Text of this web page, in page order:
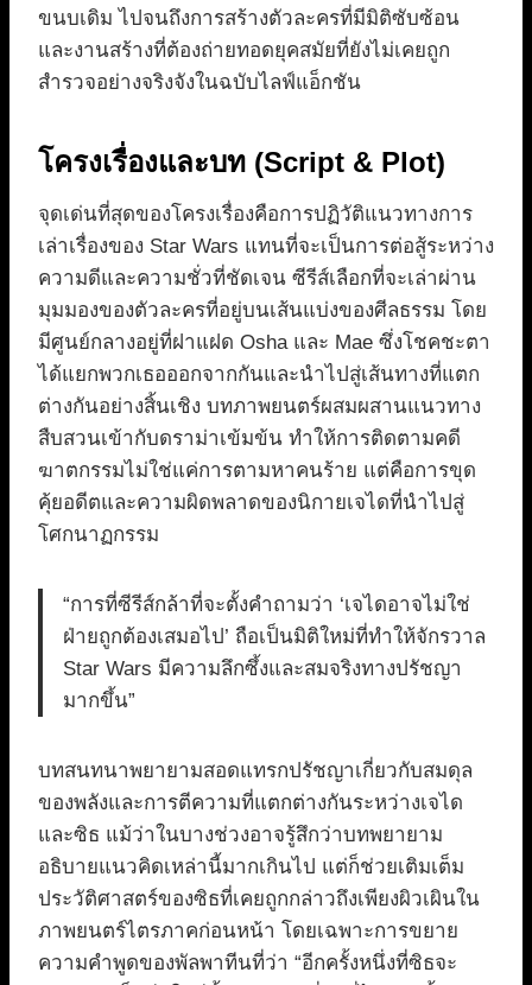
ขนบเดิม ไปจนถึงการสร้างตัวละครที่มีมิติซับซ้อน
และงานสร้างที่ต้องถ่ายทอดยุคสมัยที่ยังไม่เคยถูก
สำรวจอย่างจริงจังในฉบับไลฟ์แอ็กชัน
โครงเรื่องและบท (Script & Plot)
จุดเด่นที่สุดของโครงเรื่องคือการปฏิวัติแนวทางการ
เล่าเรื่องของ Star Wars แทนที่จะเป็นการต่อสู้ระหว่าง
ความดีและความชั่วที่ชัดเจน ซีรีส์เลือกที่จะเล่าผ่าน
มุมมองของตัวละครที่อยู่บนเส้นแบ่งของศีลธรรม โดย
มีศูนย์กลางอยู่ที่ฝาแฝด Osha และ Mae ซึ่งโชคชะตา
ได้แยกพวกเธอออกจากกันและนำไปสู่เส้นทางที่แตก
ต่างกันอย่างสิ้นเชิง บทภาพยนตร์ผสมผสานแนวทาง
สืบสวนเข้ากับดราม่าเข้มข้น ทำให้การติดตามคดี
ฆาตกรรมไม่ใช่แค่การตามหาคนร้าย แต่คือการขุด
คุ้ยอดีตและความผิดพลาดของนิกายเจไดที่นำไปสู่
โศกนาฏกรรม
“การที่ซีรีส์กล้าที่จะตั้งคำถามว่า ‘เจไดอาจไม่ใช่
ฝ่ายถูกต้องเสมอไป’ ถือเป็นมิติใหม่ที่ทำให้จักรวาล
Star Wars มีความลึกซึ้งและสมจริงทางปรัชญา
มากขึ้น”
บทสนทนาพยายามสอดแทรกปรัชญาเกี่ยวกับสมดุล
ของพลังและการตีความที่แตกต่างกันระหว่างเจได
และซิธ แม้ว่าในบางช่วงอาจรู้สึกว่าบทพยายาม
อธิบายแนวคิดเหล่านี้มากเกินไป แต่ก็ช่วยเติมเต็ม
ประวัติศาสตร์ของซิธที่เคยถูกกล่าวถึงเพียงผิวเผินใน
ภาพยนตร์ไตรภาคก่อนหน้า โดยเฉพาะการขยาย
ความคำพูดของพัลพาทีนที่ว่า “อีกครั้งหนึ่งที่ซิธจะ